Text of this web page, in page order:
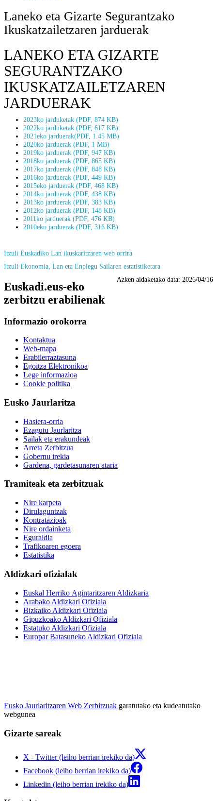
Laneko eta Gizarte Segurantzako
Ikuskatzailetzaren jarduerak
LANEKO ETA GIZARTE
SEGURANTZAKO
IKUSKATZAILETZAREN
JARDUERAK
2023ko jarduketak (PDF, 874 KB)
2022ko jarduketak (PDF, 617 KB)
2021eko jarduerak(PDF, 1.45 MB)
2020ko jarduerak (PDF, 1 MB)
2019ko jarduerak (PDF, 947 KB)
2018ko jarduerak (PDF, 865 KB)
2017ko jarduerak (PDF, 848 KB)
2016ko jarduerak (PDF, 449 KB)
2015eko jarduerak (PDF, 468 KB)
2014ko jarduerak (PDF, 438 KB)
2013ko jarduerak (PDF, 383 KB)
2012ko jarduerak (PDF, 148 KB)
2011ko jarduerak (PDF, 476 KB)
2010eko jarduerak (PDF, 316 KB)
Itzuli Euskadiko Lan ikuskaritzaren web orrira
Itzuli Ekonomia, Lan eta Enplegu Sailaren estatistiketara
Azken aldaketako data: 2026/04/16
Euskadi.eus-eko
zerbitzu erabilienak
Informazio orokorra
Kontaktua
Web-mapa
Erabilerraztasuna
Egoitza Elektronikoa
Lege informazioa
Cookie politika
Eusko Jaurlaritza
Hasiera-orria
Ezagutu Jaurlaritza
Sailak eta erakundeak
Arreta Zerbitzua
Gobernu irekia
Gardena, gardetasunaren ataria
Tramiteak eta zerbitzuak
Nire karpeta
Dirulaguntzak
Kontratazioak
Nire ordainketa
Eguraldia
Trafikoaren egoera
Estatistika
Aldizkari ofizialak
Euskal Herriko Agintaritzaren Aldizkaria
Arabako Aldizkari Ofiziala
Bizkaiko Aldizkari Ofiziala
Gipuzkoako Aldizkari Ofiziala
Estatuko Aldizkari Ofiziala
Europar Batasuneko Aldizkari Ofiziala
Eusko Jaurlaritzaren Web Zerbitzuak garatutako eta kudeatutako
webgunea
Gizarte sareak
X - Twitter (leiho berrian irekiko da)
Facebook (leiho berrian irekiko da)
Linkedin (leiho berrian irekiko da)